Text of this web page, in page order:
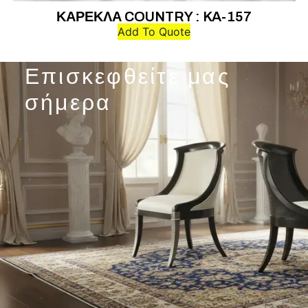
ΚΑΡΕΚΛΑ COUNTRY : KA-157
Add To Quote
Επισκεφθείτε μας
σήμερα